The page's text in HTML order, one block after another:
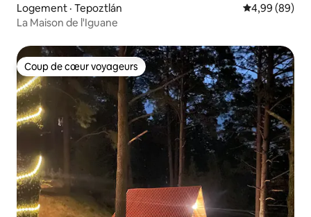
Logement · Tepoztlán Note
4,99 (89)
La Maison de l'Iguane
Coup de cœur voyageurs
Coup de cœur voyageurs